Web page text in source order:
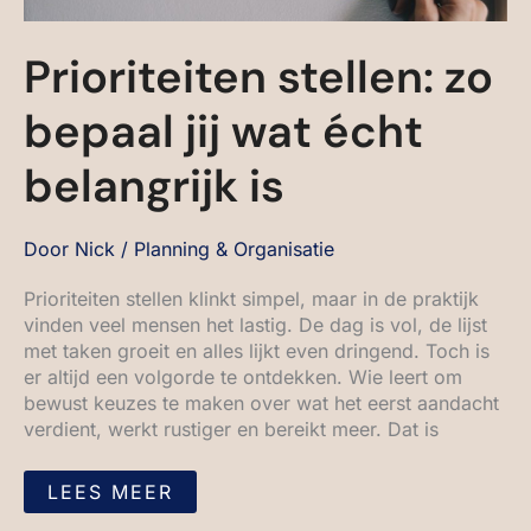
Prioriteiten stellen: zo
bepaal jij wat écht
belangrijk is
Door Nick / Planning & Organisatie
Prioriteiten stellen klinkt simpel, maar in de praktijk
vinden veel mensen het lastig. De dag is vol, de lijst
met taken groeit en alles lijkt even dringend. Toch is
er altijd een volgorde te ontdekken. Wie leert om
bewust keuzes te maken over wat het eerst aandacht
verdient, werkt rustiger en bereikt meer. Dat is
LEES MEER